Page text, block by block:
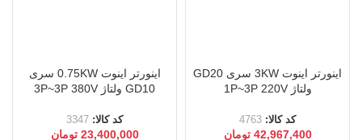
اینورتر اینوت 3KW سری GD20
ولتاژ 1P~3P 220V
کد کالا: 4763
42,967,400 تومان
اینورتر اینوت 0.75KW سری
GD10 ولتاژ 3P~3P 380V
کد کالا: 3347
23,400,000 تومان